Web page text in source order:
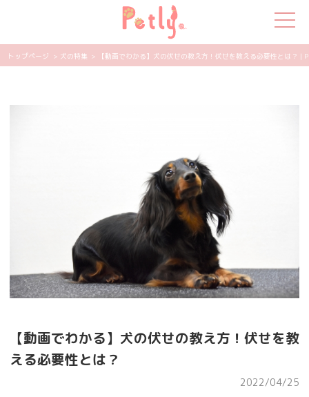
飼い主さんの悩み
ペットの気持ち
知って得する
エンタメ
トップページ > 犬の特集 > 【動画でわかる】犬の伏せの教え方！伏せを教える必要性とは？ |
【動画でわかる】犬の伏せの教え方！伏せを教
える必要性とは？
2022/04/25